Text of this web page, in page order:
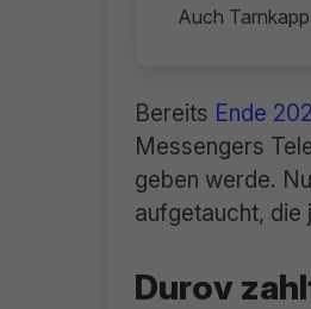
Auch
Bereits Ende
Messengers
geben werde.
aufgetaucht, die
Durov